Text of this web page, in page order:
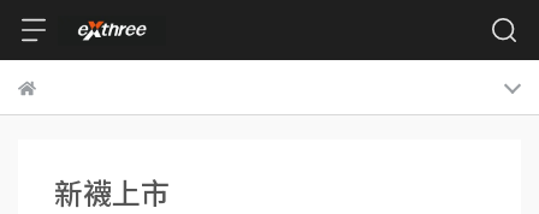
新襪上市